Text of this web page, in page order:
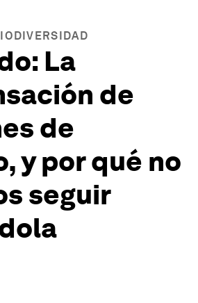
La
de
de
y por qué no
seguir